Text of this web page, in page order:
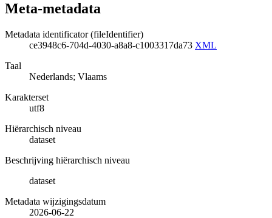
Meta-metadata
Metadata identificator (fileIdentifier)
ce3948c6-704d-4030-a8a8-c1003317da73 XML
Taal
Nederlands; Vlaams
Karakterset
utf8
Hiërarchisch niveau
dataset
Beschrijving hiërarchisch niveau
dataset
Metadata wijzigingsdatum
2026-06-22